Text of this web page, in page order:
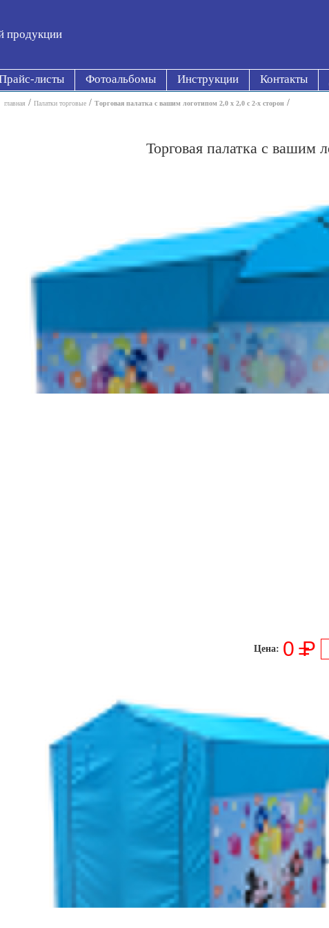
продукции
листы Фотоальбомы Инструкции Контакты
главная / Палатки торговые / Торговая палатка с вашим логотипом 2,0 х 2,0 с 2-x сторон /
Торговая палатка с вашим
Цена: 0 =
P